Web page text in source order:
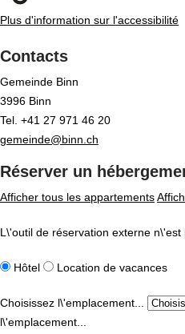
Plus d'information sur l'accessibilité
Contacts
Gemeinde Binn
3996 Binn
Tel. +41 27 971 46 20
gemeinde@binn.ch
Réserver un
Afficher tous les appartements
L\'outil de réservation externe n\'est
Hôtel Location de vacances
Choisissez l\'emplacement...
l\'emplacement...